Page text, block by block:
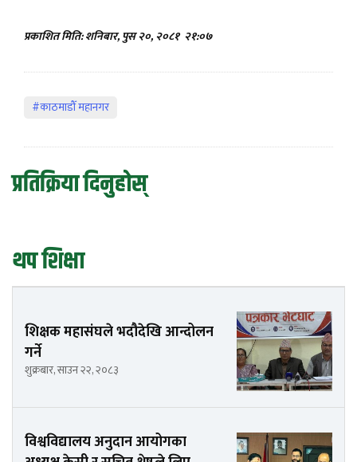
प्रकाशित मिति: शनिबार, पुस २०, २०८१ २१:०७
#काठमाडौँ महानगर
प्रतिक्रिया दिनुहोस्
थप शिक्षा
शिक्षक महासंघले भदौदेखि आन्दोलन
गर्ने
शुक्रबार, साउन २२, २०८३
विश्वविद्यालय अनुदान आयोगका